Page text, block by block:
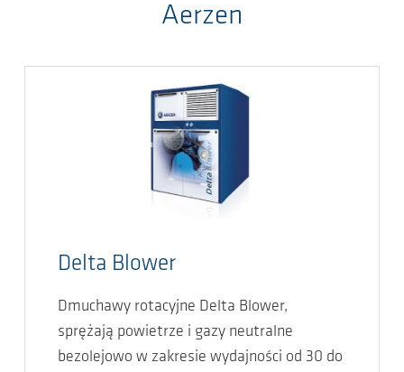
Aerzen
Delta Blower
Dmuchawy rotacyjne Delta Blower,
sprężają powietrze i gazy neutralne
bezolejowo w zakresie wydajności od 30 do